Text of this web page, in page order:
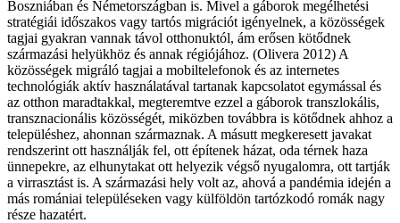
Boszniában és Németországban is. Mivel a gáborok megélhetési
stratégiái időszakos vagy tartós migrációt igényelnek, a közösségek
tagjai gyakran vannak távol otthonuktól, ám erősen kötődnek
származási helyükhöz és annak régiójához. (Olivera 2012) A
közösségek migráló tagjai a mobiltelefonok és az internetes
technológiák aktív használatával tartanak kapcsolatot egymással és
az otthon maradtakkal, megteremtve ezzel a gáborok transzlokális,
transznacionális közösségét, miközben továbbra is kötődnek ahhoz a
településhez, ahonnan származnak. A másutt megkeresett javakat
rendszerint ott használják fel, ott építenek házat, oda térnek haza
ünnepekre, az elhunytakat ott helyezik végső nyugalomra, ott tartják
a virrasztást is. A származási hely volt az, ahová a pandémia idején a
más romániai településeken vagy külföldön tartózkodó romák nagy
része hazatért.